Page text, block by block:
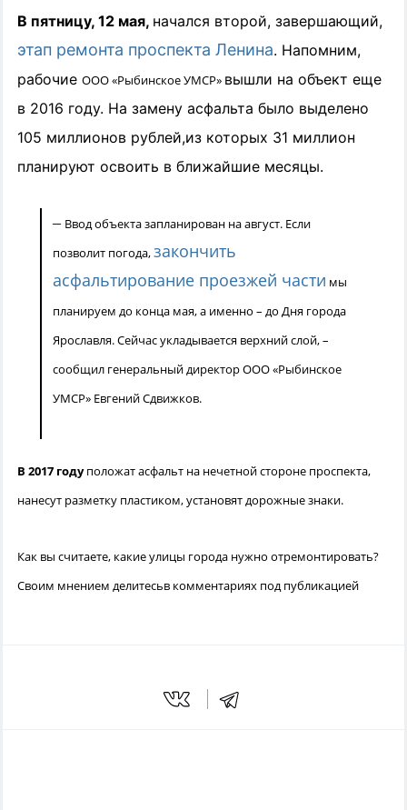
В пятницу, 12 мая, начался второй, завершающий,
этап ремонта проспекта Ленина. Напомним,
рабочие ООО «Рыбинское УМСР» вышли на объект еще
в 2016 году. На замену асфальта было выделено
105 миллионов рублей,из которых 31 миллион
планируют освоить в ближайшие месяцы.
– Ввод объекта запланирован на август. Если
позволит погода,закончить
асфальтирование проезжей части мы
планируем до конца мая, а именно – до Дня города
Ярославля. Сейчас укладывается верхний слой, –
сообщил генеральный директор ООО «Рыбинское
УМСР» Евгений Сдвижков.
В 2017 годуположат асфальт на нечетной стороне проспекта,
нанесут разметку пластиком, установят дорожные знаки.
Как вы считаете, какие улицы города нужно отремонтировать?
Своим мнением делитесьв комментариях под публикацией